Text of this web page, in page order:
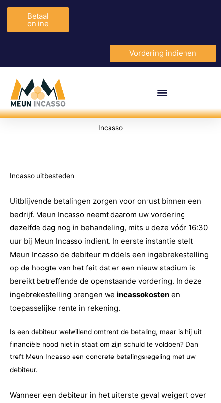
Vordering indienen
Betaal
online
Incasso
Incasso uitbesteden
Uitblijvende betalingen zorgen voor onrust binnen een
bedrijf. Meun Incasso neemt daarom uw vordering
dezelfde dag nog in behandeling, mits u deze vóór 16:30
uur bij Meun Incasso indient. In eerste instantie stelt
Meun Incasso de debiteur middels een ingebrekestelling
op de hoogte van het feit dat er een nieuw stadium is
bereikt betreffende de openstaande vordering. In deze
ingebrekestelling brengen we incassokosten en
toepasselijke rente in rekening.
Is een debiteur welwillend omtrent de betaling, maar is hij uit
financiële nood niet in staat om zijn schuld te voldoen? Dan
treft Meun Incasso een concrete betalingsregeling met uw
debiteur.
Wanneer een debiteur in het uiterste geval weigert over